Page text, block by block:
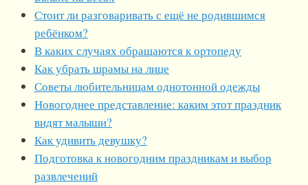
Стоит ли разговаривать с ещё не родившимся
ребёнком?
В каких случаях обращаются к ортопеду
Как убрать шрамы на лице
Советы любительницам однотонной одежды
Новогоднее представление: каким этот праздник
видят малыши?
Как удивить девушку?
Подготовка к новогодним праздникам и выбор
развлечений